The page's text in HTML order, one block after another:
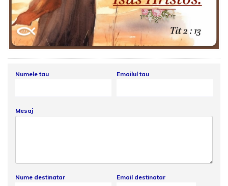
Numele tau Emailul tau
Mesaj
Nume destinatar Email destinatar